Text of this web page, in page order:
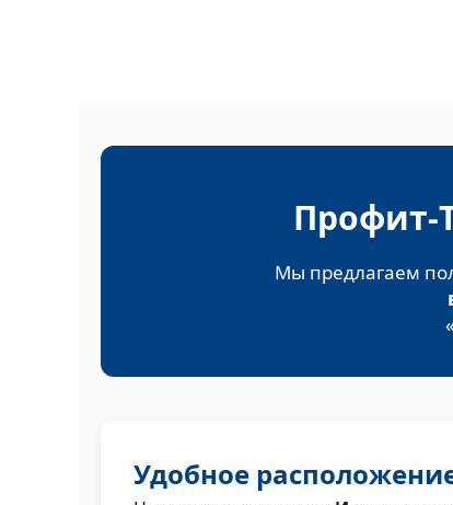
Мы предлагаем
Удобное